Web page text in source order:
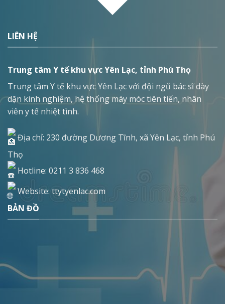
LIÊN HỆ
Trung tâm Y tế khu vực Yên Lạc, tỉnh Phú Thọ
Trung tâm Y tế khu vực Yên Lạc với đội ngũ bác sĩ dày
dặn kinh nghiệm, hệ thống máy móc tiên tiến, nhân
viên y tế nhiệt tình.
Địa chỉ: 230 đường Dương Tĩnh, xã Yên Lạc, tỉnh Phú
Thọ
Hotline: 0211 3 836 468
Website: ttytyenlac.com
BẢN ĐỒ